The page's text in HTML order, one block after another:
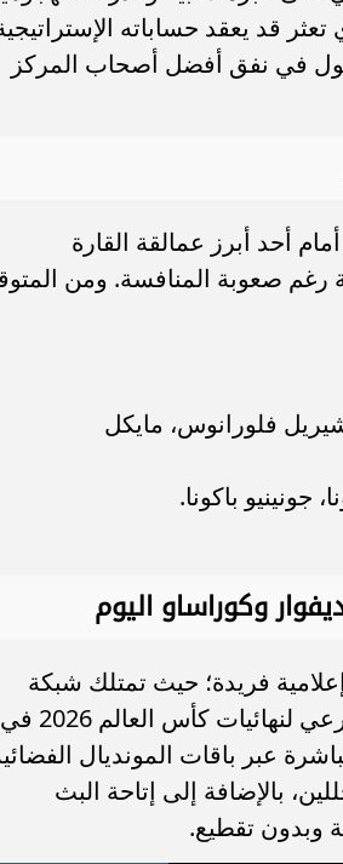
قد يعقد حساباته
في نفق أفضل أصحاب المركز
أحد أبرز عمالقة القارة
رغم صعوبة المنافسة. ومن
فلورانوس، مايكل
جونينيو باكونا.
وكوراساو اليوم
فريدة؛ حيث تمتلك شبكة
قنوات "بي إن سبورتس" القطرية حقوق البث الحصري والشرعي لنهائيات كأس العالم 2026 في
عبر باقات المونديال
بالإضافة إلى إتاحة البث